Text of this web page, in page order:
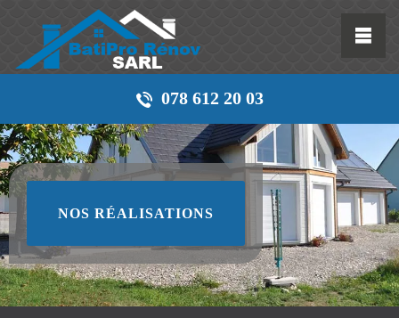
078 612 20 03
NOS RÉALISATIONS